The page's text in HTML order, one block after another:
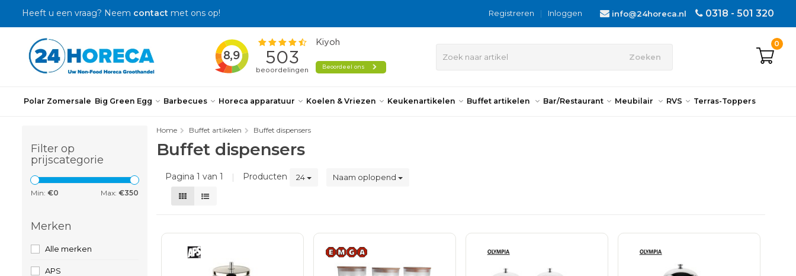
Heeft u een vraag? Neem contact met ons op! 0318 - 501 320
info@24horeca.nl
Inloggen
|
Registreren
Zoeken
0
Polar Zomersale Big Green Egg Barbecues Horeca apparatuur Koelen & Vriezen Keukenartikelen Buffet artikelen Bar/Restaurant Meubilair RVS Terras-Toppers
Filter op
prijscategorie
Min: €0 Max: €350
Merken
Alle merken
APS
Home Buffet artikelen Buffet dispensers
Buffet dispensers
Pagina 1 van 1 | Producten 24 Naam oplopend